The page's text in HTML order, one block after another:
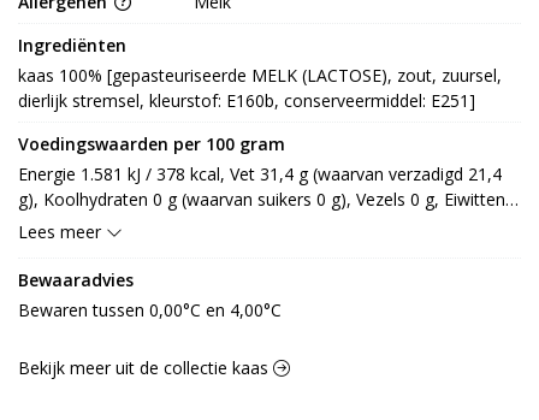
Ingrediënten
kaas 100% [gepasteuriseerde MELK (LACTOSE), zout, zuursel,
dierlijk stremsel, kleurstof: E160b, conserveermiddel: E251]
Voedingswaarden per 100 gram
Energie 1.581 kJ / 378 kcal, Vet 31,4 g (waarvan verzadigd 21,4
g), Koolhydraten 0 g (waarvan suikers 0 g), Vezels 0 g, Eiwitten
24,3 g, Zout 1,7 g.
Lees meer
Bewaaradvies
Bewaren tussen 0,00°C en 4,00°C
Bekijk meer uit de collectie kaas